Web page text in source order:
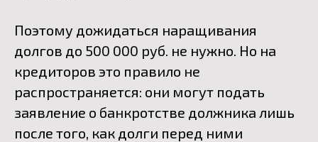
Поэтому дожидаться наращивания
долгов до 500 000 руб. не нужно. Но на
кредиторов это правило не
распространяется: они могут подать
заявление о банкротстве должника лишь
после того, как долги перед ними